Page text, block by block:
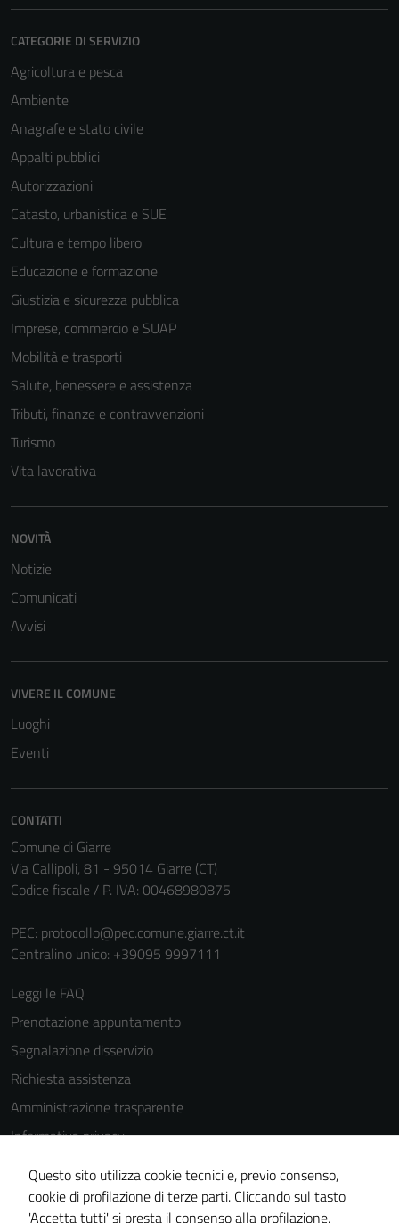
CATEGORIE DI SERVIZIO
Agricoltura e pesca
Ambiente
Anagrafe e stato civile
Appalti pubblici
Autorizzazioni
Catasto, urbanistica e SUE
Cultura e tempo libero
Educazione e formazione
Giustizia e sicurezza pubblica
Imprese, commercio e SUAP
Mobilità e trasporti
Salute, benessere e assistenza
Tributi, finanze e contravvenzioni
Turismo
Vita lavorativa
NOVITÀ
Notizie
Comunicati
Avvisi
VIVERE IL COMUNE
Luoghi
Eventi
CONTATTI
Comune di Giarre
Via Callipoli, 81 - 95014 Giarre (CT)
Codice fiscale / P. IVA: 00468980875
PEC: protocollo@pec.comune.giarre.ct.it
Centralino unico: +39095 9997111
Leggi le FAQ
Prenotazione appuntamento
Segnalazione disservizio
Richiesta assistenza
Amministrazione trasparente
Informativa privacy
Cookie Policy
Note legali
Questo sito utilizza cookie tecnici e, previo consenso,
cookie di profilazione di terze parti. Cliccando sul tasto
'Accetta tutti' si presta il consenso alla profilazione,